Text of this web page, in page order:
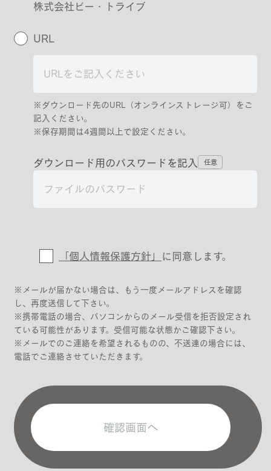
株式会社ビー・トライブ
URL
※ダウンロード先のURL（オンラインストレージ可）をご
記入ください。
※保存期間は4週間以上で設定ください。
ダウンロード用のパスワードを記入 任意
「個人情報保護方針」 に同意します。
※メールが届かない場合は、もう一度メールアドレスを確認
し、再度送信して下さい。
※携帯電話の場合、パソコンからのメール受信を拒否設定され
ている可能性があります。受信可能な状態かご確認下さい。
※メールでのご連絡を希望されるものの、不送達の場合には、
電話でご連絡させていただきます。